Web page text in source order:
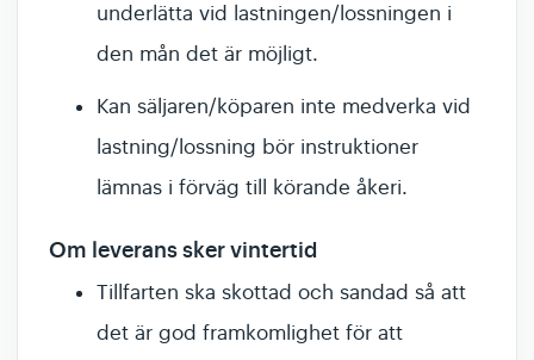
underlätta vid lastningen/lossningen i
den mån det är möjligt.
Kan säljaren/köparen inte medverka vid
lastning/lossning bör instruktioner
lämnas i förväg till körande åkeri.
Om leverans sker vintertid
Tillfarten ska skottad och sandad så att
det är god framkomlighet för att